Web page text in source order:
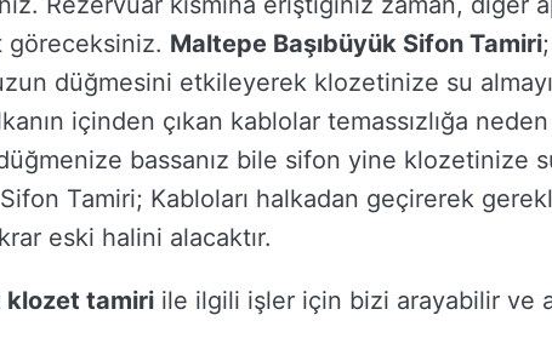
göreceksiniz. Maltepe Başıbüyük Sifon Tamiri
düğmesini etkileyerek klozetinize su
içinden çıkan kablolar temassızlığa
düğmenize bassanız bile sifon yine klozetinize
Tamiri; Kabloları halkadan geçirerek
eski halini alacaktır.
klozet tamiri ile ilgili işler için bizi arayabilir ve